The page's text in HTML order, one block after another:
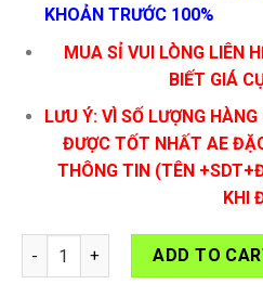
KHOẢN TRƯỚC 100%
MUA SỈ VUI LÒNG LIÊN
BIẾT GIÁ
LƯU Ý: VÌ SỐ LƯỢNG
ĐƯỢC TỐT NHẤT AE
THÔNG TIN (TÊN
KHI
Cựa Gà Nòi Giọng Ống Đế
ADD TO